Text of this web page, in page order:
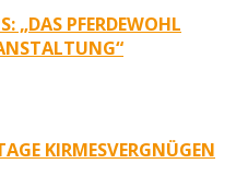
„DAS PFERDEWOHL
KIRMESVERGNÜGEN